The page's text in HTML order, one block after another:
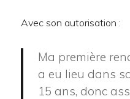
Avec son autorisation :
Ma première
a eu lieu dans
15 ans, donc